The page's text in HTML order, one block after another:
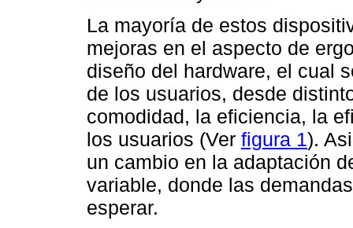
La mayoría de estos
mejoras en el aspecto de
diseño del hardware, el cual
de los usuarios, desde
comodidad, la eficiencia, la
los usuarios (Ver figura 1).
un cambio en la adaptación
variable, donde las
esperar.